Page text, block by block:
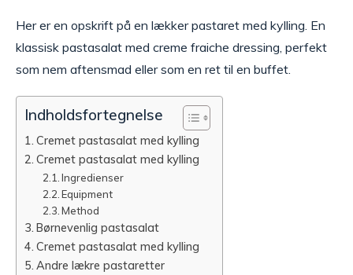
Her er en opskrift på en lækker pastaret med kylling. En
klassisk pastasalat med creme fraiche dressing, perfekt
som nem aftensmad eller som en ret til en buffet.
Indholdsfortegnelse
Cremet pastasalat med kylling
Cremet pastasalat med kylling
Ingredienser
Equipment
Method
Børnevenlig pastasalat
Cremet pastasalat med kylling
Andre lækre pastaretter